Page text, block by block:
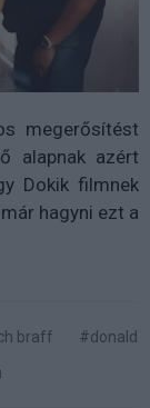
megerősítést
alapnak azért
Dokik filmnek
hagyni ezt a
braff
#donald